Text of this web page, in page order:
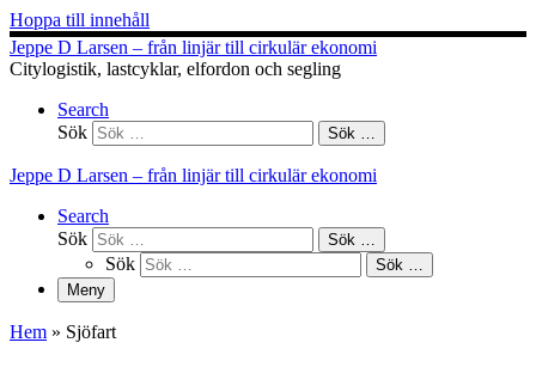
Hoppa till innehåll
Jeppe D Larsen – från linjär till cirkulär ekonomi
Citylogistik, lastcyklar, elfordon och segling
Search
Sök
Sök …
Jeppe D Larsen – från linjär till cirkulär ekonomi
Search
Sök
Sök …
Sök
Sök …
Meny
Hem » Sjöfart